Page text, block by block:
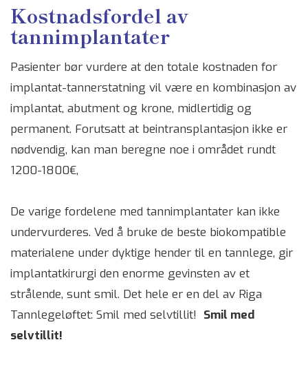
Kostnadsfordel av
tannimplantater
Pasienter bør vurdere at den totale kostnaden for
implantat-tannerstatning vil være en kombinasjon av
implantat, abutment og krone, midlertidig og
permanent. Forutsatt at beintransplantasjon ikke er
nødvendig, kan man beregne noe i området rundt
1200-1800€,
De varige fordelene med tannimplantater kan ikke
undervurderes. Ved å bruke de beste biokompatible
materialene under dyktige hender til en tannlege, gir
implantatkirurgi den enorme gevinsten av et
strålende, sunt smil. Det hele er en del av Riga
Tannlegeløftet: Smil med selvtillit! Smil med
selvtillit!